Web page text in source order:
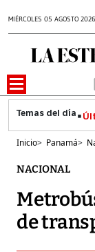
MIÉRCOLES 05 AGOSTO 2026
Inicio> Panamá>
NACIONAL
de